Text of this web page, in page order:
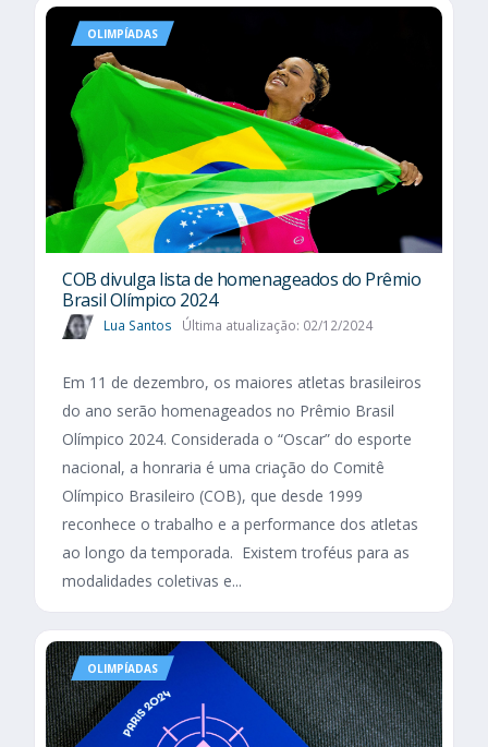
OLIMPÍADAS
COB divulga lista de homenageados do Prêmio
Brasil Olímpico 2024
Lua Santos Última atualização: 02/12/2024
Em 11 de dezembro, os maiores atletas brasileiros
do ano serão homenageados no Prêmio Brasil
Olímpico 2024. Considerada o “Oscar” do esporte
nacional, a honraria é uma criação do Comitê
Olímpico Brasileiro (COB), que desde 1999
reconhece o trabalho e a performance dos atletas
ao longo da temporada. Existem troféus para as
modalidades coletivas e...
OLIMPÍADAS